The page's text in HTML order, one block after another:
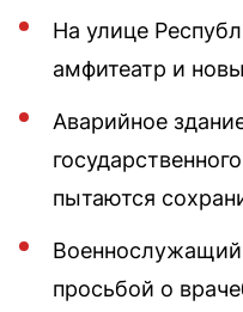
На улице
амфитеатр и
Аварийное
пытаются
просьбой о